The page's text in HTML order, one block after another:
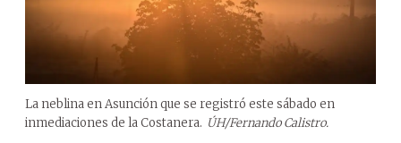
La neblina en Asunción que se registró este sábado en
inmediaciones de la Costanera. ÚH/Fernando Calistro.